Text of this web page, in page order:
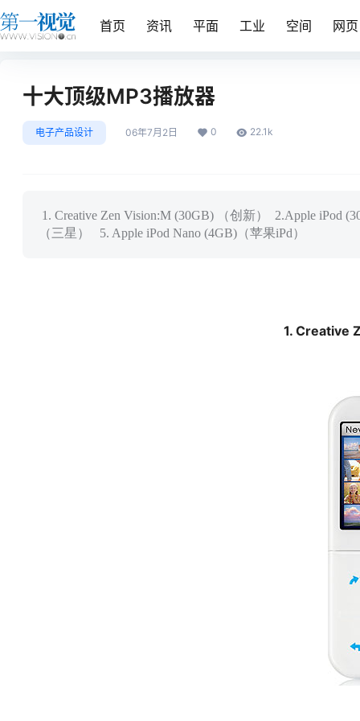
首页 资讯 平面 工业 空间 网页
十大顶级MP3播放器
电子产品设计 06年7月2日 0 22.1k
1. Creative Zen Vision:M (30GB) （创新） 2.Apple iPod
（三星） 5. Apple iPod Nano (4GB)（苹果iPd）
1. Creative